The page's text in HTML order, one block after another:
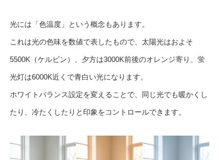
光には「色温度」という概念もあります。
これは光の色味を数値で表したもので、太陽光はおよそ
5500K（ケルビン）、夕方は3000K前後のオレンジ寄り、蛍
光灯は6000K近くで青白い光になります。
ホワイトバランス設定を変えることで、同じ光でも暖かくし
たり、冷たくしたりと印象をコントロールできます。